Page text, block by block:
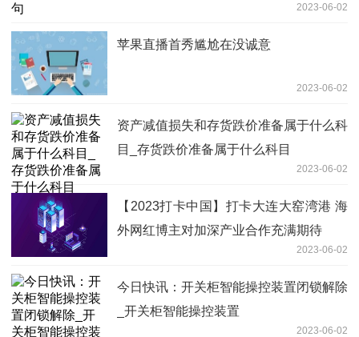
2023-06-02
苹果直播首秀尴尬在没诚意
2023-06-02
资产减值损失和存货跌价准备属于什么科
目_存货跌价准备属于什么科目
2023-06-02
【2023打卡中国】打卡大连大窑湾港 海
外网红博主对加深产业合作充满期待
2023-06-02
今日快讯：开关柜智能操控装置闭锁解除
_开关柜智能操控装置
2023-06-02